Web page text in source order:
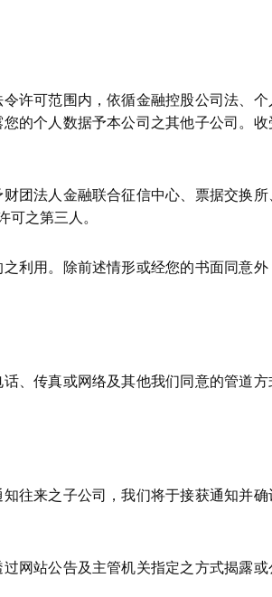
许可范围内，依循金融控股公司法、个
的个人数据予本公司之其他子公司。收
团法人金融联合征信中心、票据交换所
之第三人。
利用。除前述情形或经您的书面同意外
、传真或网络及其他我们同意的管道方
往来之子公司，我们将于接获通知并确
网站公告及主管机关指定之方式揭露或